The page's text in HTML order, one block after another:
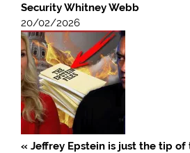
Security Whitney Webb
20/02/2026
« Jeffrey Epstein is just the tip of